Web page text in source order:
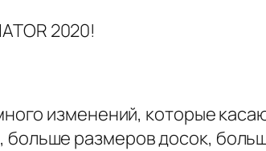
2020!
изменений, которые
больше размеров досок,